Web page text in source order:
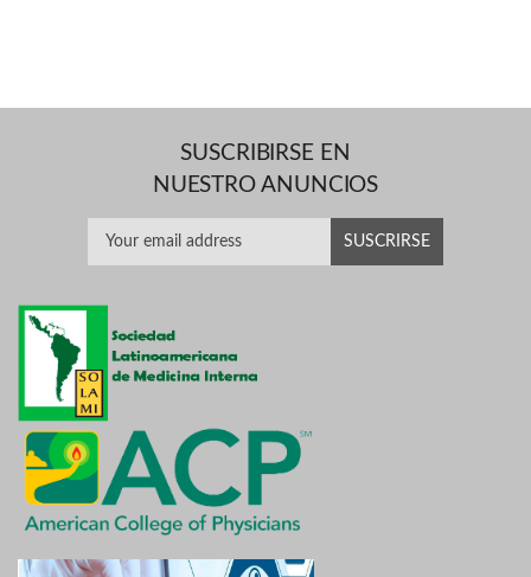
SUSCRIBIRSE EN
NUESTRO ANUNCIOS